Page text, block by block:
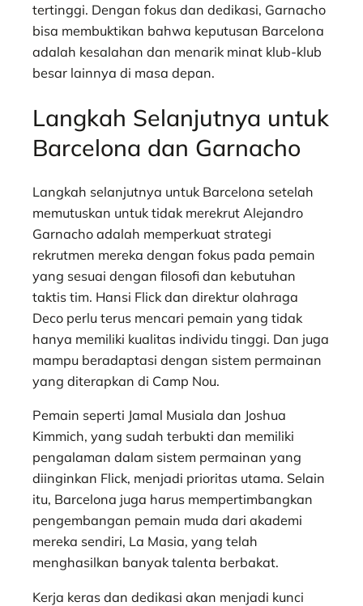
tertinggi. Dengan fokus dan dedikasi, Garnacho
bisa membuktikan bahwa keputusan Barcelona
adalah kesalahan dan menarik minat klub-klub
besar lainnya di masa depan.
Langkah Selanjutnya untuk
Barcelona dan Garnacho
Langkah selanjutnya untuk Barcelona setelah
memutuskan untuk tidak merekrut Alejandro
Garnacho adalah memperkuat strategi
rekrutmen mereka dengan fokus pada pemain
yang sesuai dengan filosofi dan kebutuhan
taktis tim. Hansi Flick dan direktur olahraga
Deco perlu terus mencari pemain yang tidak
hanya memiliki kualitas individu tinggi. Dan juga
mampu beradaptasi dengan sistem permainan
yang diterapkan di Camp Nou.
Pemain seperti Jamal Musiala dan Joshua
Kimmich, yang sudah terbukti dan memiliki
pengalaman dalam sistem permainan yang
diinginkan Flick, menjadi prioritas utama. Selain
itu, Barcelona juga harus mempertimbangkan
pengembangan pemain muda dari akademi
mereka sendiri, La Masia, yang telah
menghasilkan banyak talenta berbakat.
Kerja keras dan dedikasi akan menjadi kunci